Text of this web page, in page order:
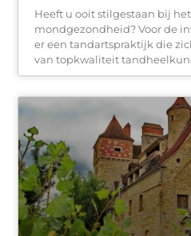
Heeft u ooit stilgestaan bij
mondgezondheid? Voor de
er een tandartspraktijk die
van topkwaliteit